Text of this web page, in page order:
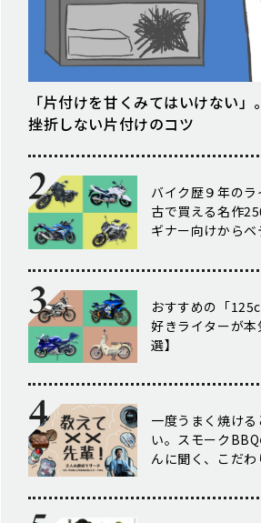
「片付けを甘くみてはいけない」
挫折しない片付けのコツ
バイク歴９年の
古で買える名作
ギナー向けからベ
おすすめの「
好きライターが
選】
一度うまく焼け
い。スモーク
んに聞く、こだ